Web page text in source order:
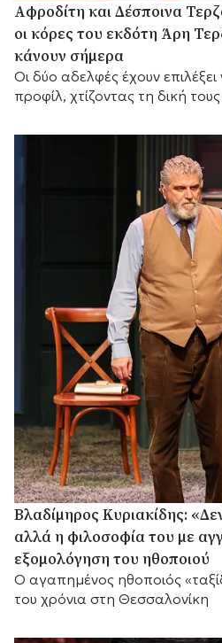
Αφροδίτη και Δέσποινα
οι κόρες του εκδότη Άρη
κάνουν σήμερα
Οι δύο αδελφές έχουν
προφίλ, χτίζοντας τη δική
πατέρα τους,
Βλαδίμηρος Κυριακίδης:
αλλά η φιλοσοφία του με
εξομολόγηση του ηθοποιού
Ο αγαπημένος ηθοποιός
του χρόνια στη Θεσσαλονίκη